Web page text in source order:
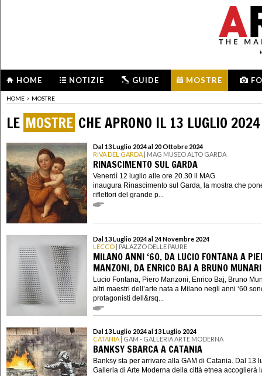
HOME NOTIZIE GUIDE MOSTRE
HOME > MOSTRE
LE MOSTRE CHE APRONO IL 13 LUGLIO 2024
Dal 13 Luglio 2024 al 20 Ottobre 2024
RIVA DEL GARDA | MAG MUSEO ALTO GARDA
RINASCIMENTO SUL GARDA
Venerdì 12 luglio alle ore 20.30 il MAG
inaugura Rinascimento sul Garda, la mostra che
riflettori del grande p...
Dal 13 Luglio 2024 al 24 Novembre 2024
LECCO | PALAZZO DELLE PAURE
MILANO ANNI ‘60. DA LUCIO FONTANA A
MANZONI, DA ENRICO BAJ A BRUNO MUNARI
Lucio Fontana, Piero Manzoni, Enrico Baj, Bruno
altri maestri dell’arte nata a Milano negli anni ‘60
protagonisti dell&rsq...
Dal 13 Luglio 2024 al 13 Luglio 2024
CATANIA | GAM - GALLERIA ARTE MODERNA
BANKSY SBARCA A CATANIA
Banksy sta per arrivare alla GAM di Catania. Dal 13
Galleria di Arte Moderna della città etnea accoglierà